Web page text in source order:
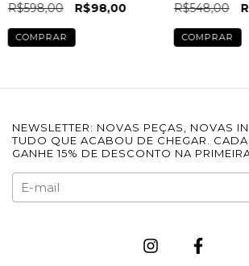
R$598,00 R$98,00
COMPRAR
R$548,00
COMPRAR
NEWSLETTER: NOVAS PEÇAS, NOVAS
TUDO QUE ACABOU DE CHEGAR.
GANHE 15% DE DESCONTO NA